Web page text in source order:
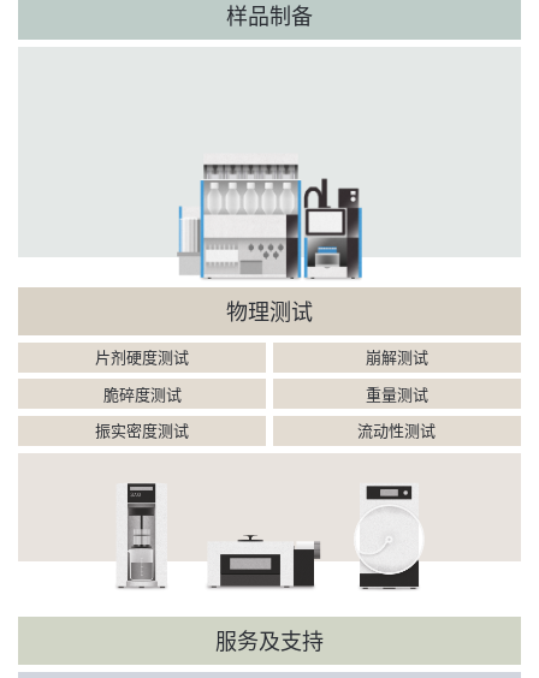
样品制备
物理测试
片剂硬度测试
崩解测试
脆碎度测试
重量测试
振实密度测试
流动性测试
服务及支持